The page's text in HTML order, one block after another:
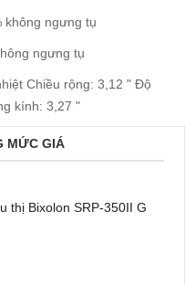
không ngưng tụ
ngưng tụ
Chiều rộng: 3,12 " Độ
kính: 3,27 "
MỨC GIÁ
thị Bixolon SRP-350II G